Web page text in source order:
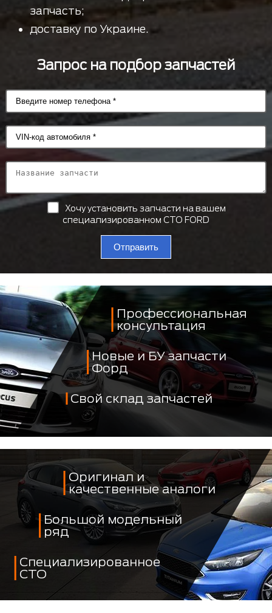
запчасть;
доставку по Украине.
Запрос на подбор запчастей
Хочу установить запчасти на вашем
специализированном СТО FORD
Отправить
Профессиональная
консультация
Новые и БУ запчасти
Форд
Свой склад запчастей
Оригинал и
качественные аналоги
Большой модельный
ряд
Специализированное
СТО